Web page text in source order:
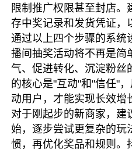
限制推广权限甚至封店
存中奖记录和发货凭证，
通过以上四个步骤的系统
播间抽奖活动将不再是简
气、促进转化、沉淀粉丝
的核心是"互动"和"信任"
动用户，才能实现长效增
对于刚起步的新商家，建
始，逐步尝试更复杂的玩
惯，再优化奖品和规则。